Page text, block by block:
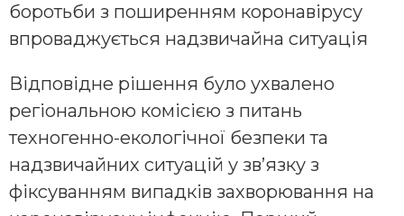
боротьби з поширенням коронавірусу
впроваджується надзвичайна ситуація
Відповідне рішення було ухвалено
регіональною комісією з питань
техногенно-екологічної безпеки та
надзвичайних ситуацій у зв’язку з
фіксуванням випадків захворювання на